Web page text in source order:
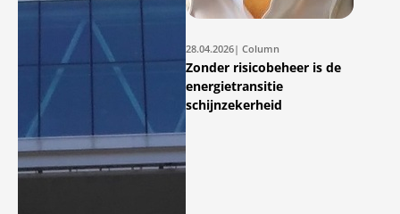
28.04.2026| Column
Zonder risicobeheer is de
energietransitie
schijnzekerheid